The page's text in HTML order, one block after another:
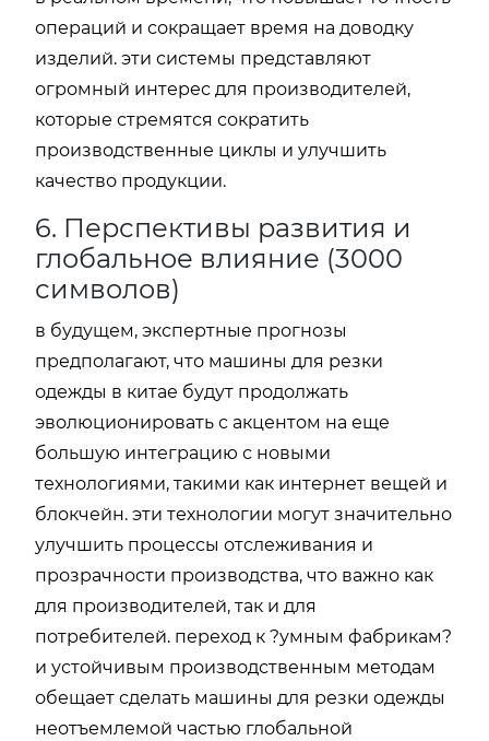
операций и сокращает время на доводку
изделий. эти системы представляют
огромный интерес для производителей,
которые стремятся сократить
производственные циклы и улучшить
качество продукции.
6. Перспективы развития и
глобальное влияние (3000
символов)
в будущем, экспертные прогнозы
предполагают, что машины для резки
одежды в китае будут продолжать
эволюционировать с акцентом на еще
большую интеграцию с новыми
технологиями, такими как интернет вещей и
блокчейн. эти технологии могут значительно
улучшить процессы отслеживания и
прозрачности производства, что важно как
для производителей, так и для
потребителей. переход к ?умным фабрикам?
и устойчивым производственным методам
обещает сделать машины для резки одежды
неотъемлемой частью глобальной